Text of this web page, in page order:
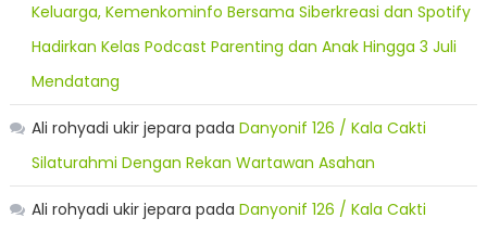
Keluarga, Kemenkominfo Bersama Siberkreasi dan Spotify
Hadirkan Kelas Podcast Parenting dan Anak Hingga 3 Juli
Mendatang
Ali rohyadi ukir jepara pada Danyonif 126 / Kala Cakti
Silaturahmi Dengan Rekan Wartawan Asahan
Ali rohyadi ukir jepara pada Danyonif 126 / Kala Cakti